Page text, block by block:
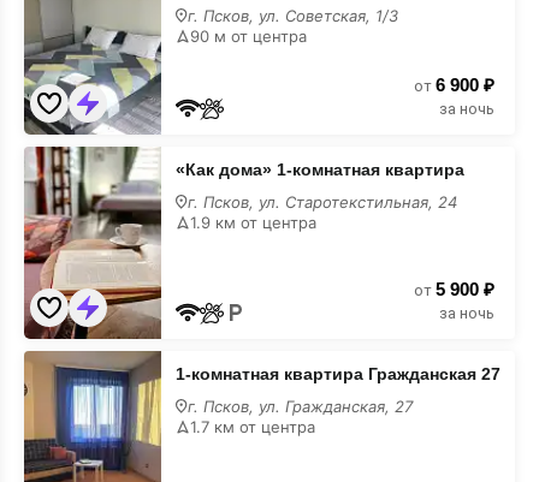
квартира
г. Псков, ул. Советская, 1/3
90 м от центра
от 6 900 ₽
за ночь
«Как
дома»
1-
комнатная
квартира
«Как дома» 1-комнатная квартира
г. Псков, ул. Старотекстильная, 24
1.9 км от центра
от 5 900 ₽
за ночь
1-
комнатная
квартира
Гражданская
27
1-комнатная квартира Гражданская 27
г. Псков, ул. Гражданская, 27
1.7 км от центра